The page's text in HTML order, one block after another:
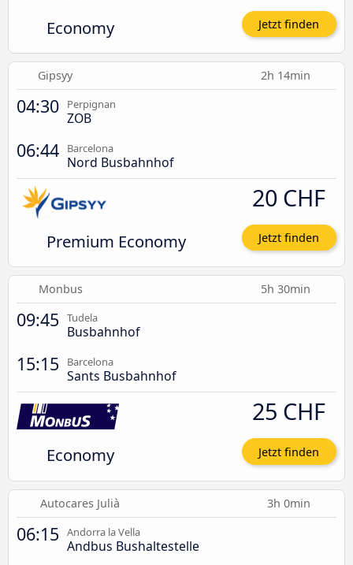
Economy Jetzt finden
Gipsyy 2h 14min
04:30 Perpignan
ZOB
06:44 Barcelona
Nord Busbahnhof
Premium Economy
20 CHF
Jetzt finden
Monbus 5h 30min
09:45 Tudela
Busbahnhof
15:15 Barcelona
Sants Busbahnhof
Economy
25 CHF
Jetzt finden
Autocares Julià 3h 0min
06:15 Andorra la Vella
Andbus Bushaltestelle